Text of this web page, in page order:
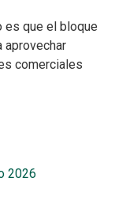
es que el bloque
aprovechar
comerciales
2026